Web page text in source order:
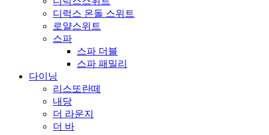
디럭스 온돌 스위트
로얄스위트
스파
스파 더블
스파 패밀리
다이닝
리스또란떼
내당
더 라운지
더 바